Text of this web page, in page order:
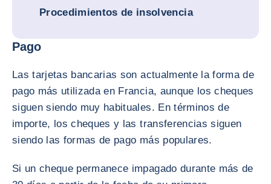
Procedimientos de insolvencia
Pago
Las tarjetas bancarias son actualmente la forma de
pago más utilizada en Francia, aunque los cheques
siguen siendo muy habituales. En términos de
importe, los cheques y las transferencias siguen
siendo las formas de pago más populares.
Si un cheque permanece impagado durante más de